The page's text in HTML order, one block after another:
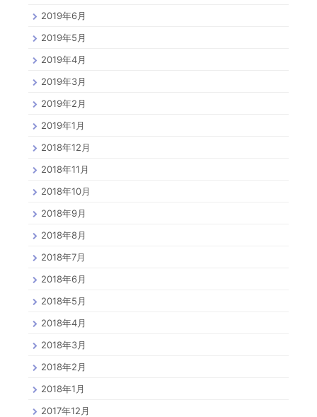
2019年6月
2019年5月
2019年4月
2019年3月
2019年2月
2019年1月
2018年12月
2018年11月
2018年10月
2018年9月
2018年8月
2018年7月
2018年6月
2018年5月
2018年4月
2018年3月
2018年2月
2018年1月
2017年12月